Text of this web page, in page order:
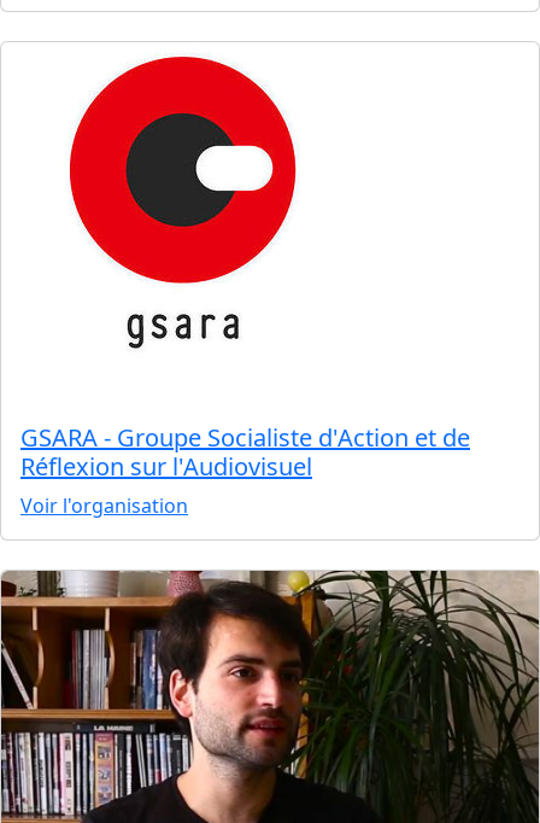
GSARA - Groupe Socialiste d'Action et de
Réflexion sur l'Audiovisuel
Voir l'organisation